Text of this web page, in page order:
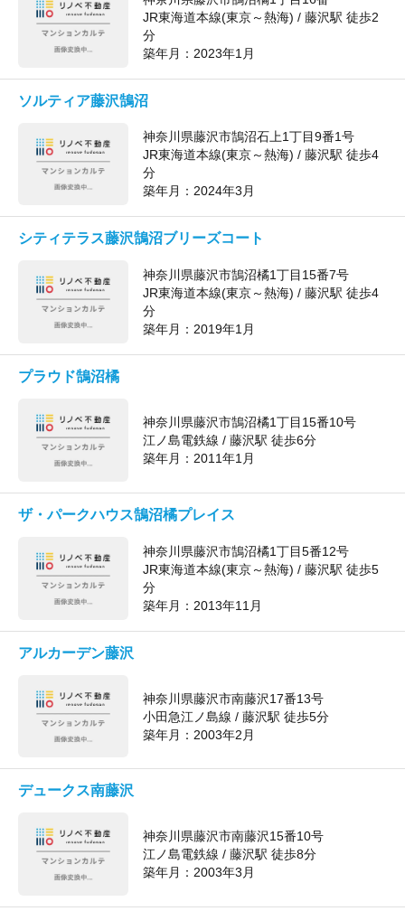
JR東海道本線(東京～熱海) / 藤沢駅 徒歩2
分
築年月： 2023年1月
ソルティア藤沢鵠沼
神奈川県藤沢市鵠沼石上1丁目9番1号
JR東海道本線(東京～熱海) / 藤沢駅 徒歩4
分
築年月：2024年3月
シティテラス藤沢鵠沼ブリーズコート
神奈川県藤沢市鵠沼橘1丁目15番7号
JR東海道本線(東京～熱海) / 藤沢駅 徒歩4
分
築年月：2019年1月
プラウド鵠沼橘
神奈川県藤沢市鵠沼橘1丁目15番10号
江ノ島電鉄線 / 藤沢駅 徒歩6分
築年月： 2011年1月
ザ・パークハウス鵠沼橘プレイス
神奈川県藤沢市鵠沼橘1丁目5番12号
JR東海道本線(東京～熱海) / 藤沢駅 徒歩5
分
築年月： 2013年11月
アルカーデン藤沢
神奈川県藤沢市南藤沢17番13号
小田急江ノ島線 / 藤沢駅 徒歩5分
築年月： 2003年2月
デュークス南藤沢
神奈川県藤沢市南藤沢15番10号
江ノ島電鉄線 / 藤沢駅 徒歩8分
築年月：2003年3月